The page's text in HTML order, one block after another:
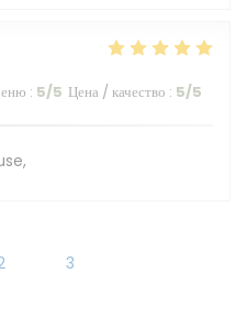
: 5/5 Цена / качество : 5/5
3